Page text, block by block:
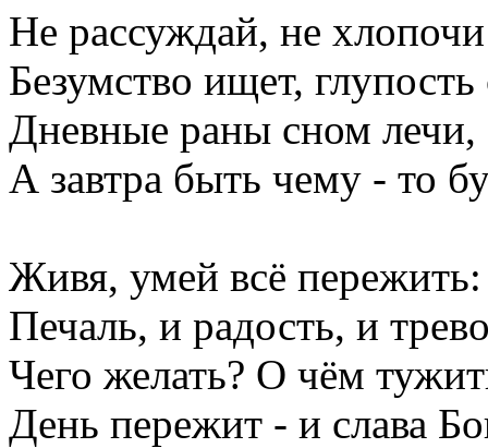
Не рассуждай, не
Безумство ищет, глупость
Дневные раны сном лечи,
А завтра быть чему - то
Живя, умей всё пережить:
Печаль, и радость, и
Чего желать? О чём
День пережит - и слава